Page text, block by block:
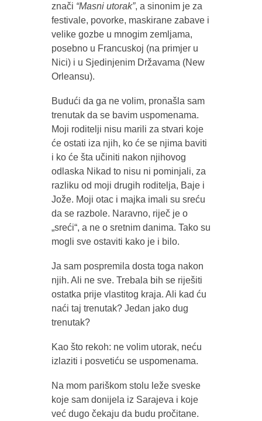
znači “Masni utorak”, a sinonim je za
festivale, povorke, maskirane zabave i
velike gozbe u mnogim zemljama,
posebno u Francuskoj (na primjer u
Nici) i u Sjedinjenim Državama (New
Orleansu).
Budući da ga ne volim, pronašla sam
trenutak da se bavim uspomenama.
Moji roditelji nisu marili za stvari koje
će ostati iza njih, ko će se njima baviti
i ko će šta učiniti nakon njihovog
odlaska Nikad to nisu ni pominjali, za
razliku od moji drugih roditelja, Baje i
Jože. Moji otac i majka imali su sreću
da se razbole. Naravno, riječ je o
„sreći“, a ne o sretnim danima. Tako su
mogli sve ostaviti kako je i bilo.
Ja sam pospremila dosta toga nakon
njih. Ali ne sve. Trebala bih se riješiti
ostatka prije vlastitog kraja. Ali kad ću
naći taj trenutak? Jedan jako dug
trenutak?
Kao što rekoh: ne volim utorak, neću
izlaziti i posvetiću se uspomenama.
Na mom pariškom stolu leže sveske
koje sam donijela iz Sarajeva i koje
već dugo čekaju da budu pročitane.